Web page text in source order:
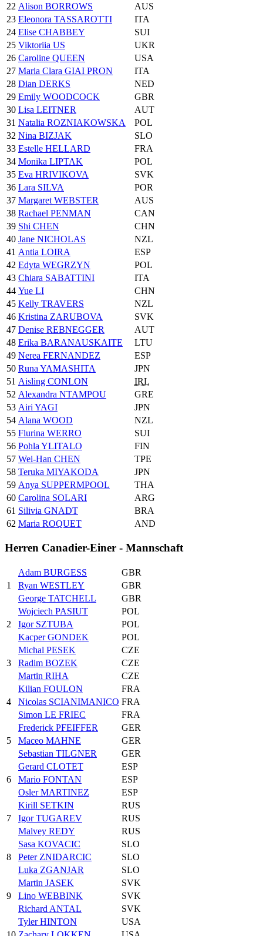
22 Alison BORROWS
AUS
23 Eleonora TASSAROTTI
ITA
24 Elise CHABBEY
SUI
25 Viktoriia US
UKR
26 Caroline QUEEN
USA
27 Maria Clara GIAI PRON
ITA
28 Dian DERKS
NED
29 Emily WOODCOCK
GBR
30 Lisa LEITNER
AUT
31 Natalia ROZNIAKOWSKA
POL
32 Nina BIZJAK
SLO
33 Estelle HELLARD
FRA
34 Monika LIPTAK
POL
35 Eva HRIVIKOVA
SVK
36 Lara SILVA
POR
37 Margaret WEBSTER
AUS
38 Rachael PENMAN
CAN
39 Shi CHEN
CHN
40 Jane NICHOLAS
NZL
41 Antia LOIRA
ESP
42 Edyta WEGRZYN
POL
43 Chiara SABATTINI
ITA
44 Yue LI
CHN
45 Kelly TRAVERS
NZL
46 Kristina ZARUBOVA
SVK
47 Denise REBNEGGER
AUT
48 Erika BARANAUSKAITE
LTU
49 Nerea FERNANDEZ
ESP
50 Runa YAMASHITA
JPN
51 Aisling CONLON
IRL
52 Alexandra NTAMPOU
GRE
53 Airi YAGI
JPN
54 Alana WOOD
NZL
55 Flurina WERRO
SUI
56 Pohla YLITALO
FIN
57 Wei-Han CHEN
TPE
58 Teruka MIYAKODA
JPN
59 Anya SUPPERMPOOL
THA
60 Carolina SOLARI
ARG
61 Silivia GNADT
BRA
62 Maria ROQUET AND
Herren Canadier-Einer - Mannschaft
1
Adam BURGESS
GBR
Ryan WESTLEY
GBR
George TATCHELL
GBR
2
Wojciech PASIUT
POL
Igor SZTUBA
POL
Kacper GONDEK
POL
3
Michal PESEK
CZE
Radim BOZEK
CZE
Martin RIHA
CZE
4
Kilian FOULON
FRA
Nicolas SCIANIMANICO FRA
Simon LE FRIEC
FRA
5
Frederick PFEIFFER
GER
Maceo MAHNE
GER
Sebastian TILGNER
GER
6
Gerard CLOTET
ESP
Mario FONTAN
ESP
Osler MARTINEZ
ESP
7
Kirill SETKIN
RUS
Igor TUGAREV
RUS
Malvey REDY
RUS
8
Sasa KOVACIC
SLO
Peter ZNIDARCIC
SLO
Luka ZGANJAR
SLO
9
Martin JASEK
SVK
Lino WEBBINK
SVK
Richard ANTAL
SVK
Tyler HINTON
USA